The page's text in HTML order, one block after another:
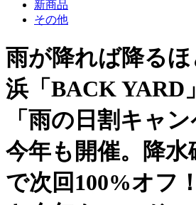
新商品
その他
雨が降れば降る
浜「BACK YARD
「雨の日割キャ
今年も開催。降水
で次回100%オフ